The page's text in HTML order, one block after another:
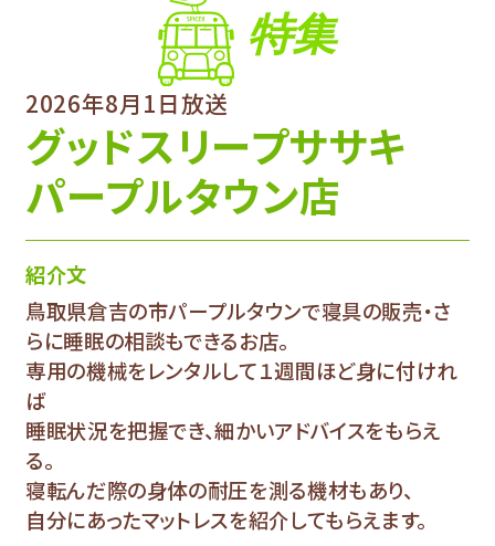
特集
2026年8月1日放送
グッドスリープササキ
パープルタウン店
紹介文
鳥取県倉吉の市パープルタウンで寝具の販売・さ
らに睡眠の相談もできるお店。
専用の機械をレンタルして１週間ほど身に付けれ
ば
睡眠状況を把握でき、細かいアドバイスをもらえ
る。
寝転んだ際の身体の耐圧を測る機材もあり、
自分にあったマットレスを紹介してもらえます。